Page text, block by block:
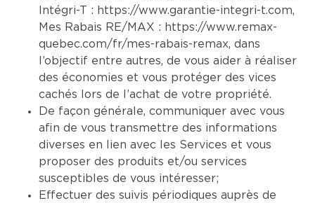
Intégri-T : https://www.garantie-integri-t.com,
Mes Rabais RE/MAX : https://www.remax-
quebec.com/fr/mes-rabais-remax, dans
l’objectif entre autres, de vous aider à réaliser
des économies et vous protéger des vices
cachés lors de l’achat de votre propriété.
De façon générale, communiquer avec vous
afin de vous transmettre des informations
diverses en lien avec les Services et vous
proposer des produits et/ou services
susceptibles de vous intéresser;
Effectuer des suivis périodiques auprès de